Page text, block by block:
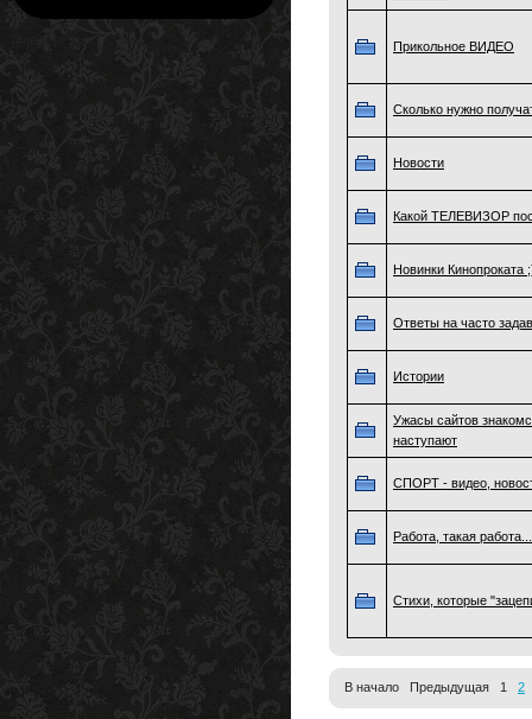
Прикольное ВИДЕО
Сколько нужно
Новости
Какой ТЕЛЕВИЗОР
Новинки
Ответы на часто
Истории
Ужасы сайтов
наступают
СПОРТ - видео,
Работа, такая работа...
Стихи, которые
В начало Предыдущая 1 2